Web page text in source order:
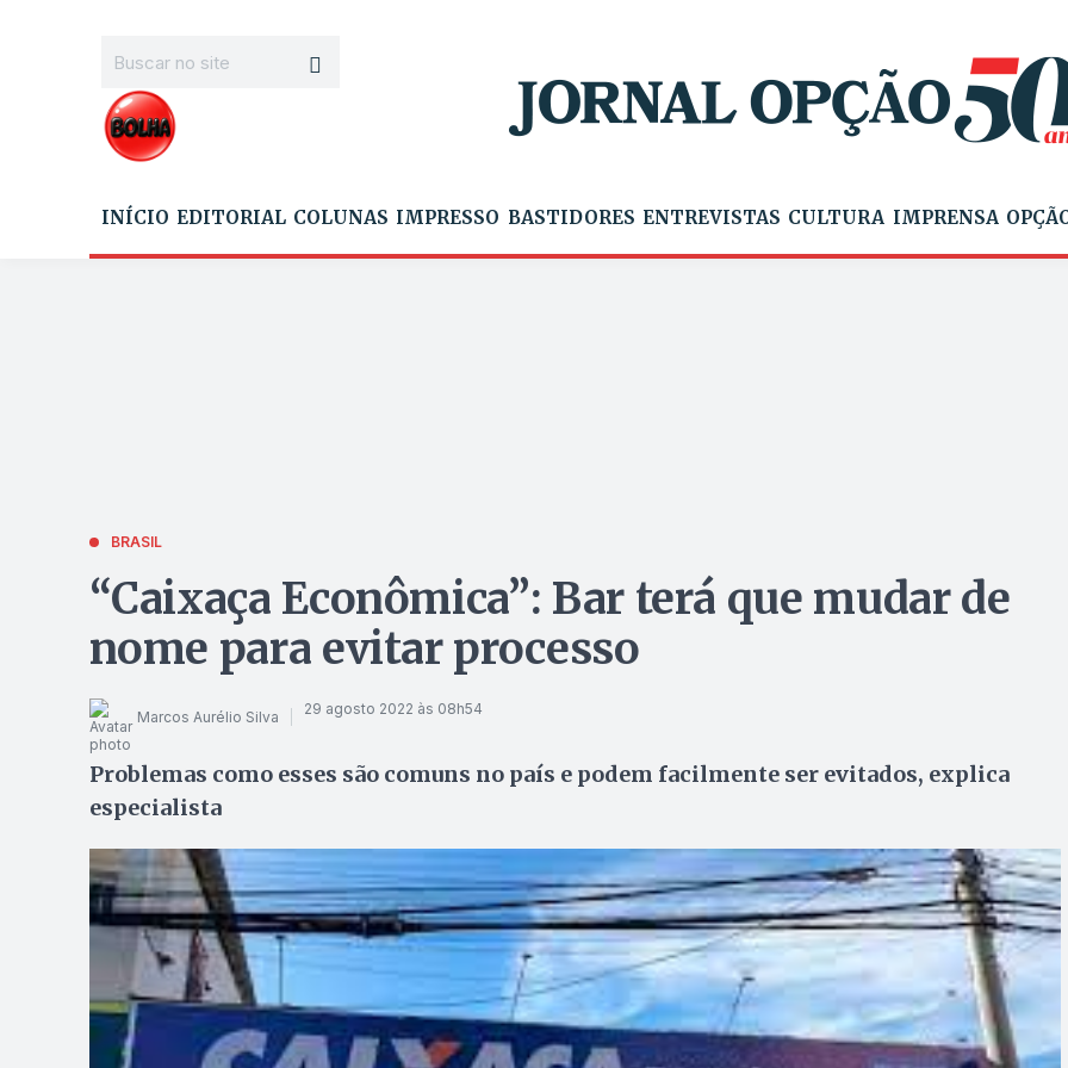
INÍCIO EDITORIAL COLUNAS IMPRESSO BASTIDORES ENTREVISTAS CULTURA IMPRENSA
BRASIL
“Caixaça Econômica”: Bar terá que mudar de
nome para evitar processo
Marcos Aurélio Silva 29 agosto 2022 às 08h54
Problemas como esses são comuns no país e podem facilmente ser evitados, explica
especialista